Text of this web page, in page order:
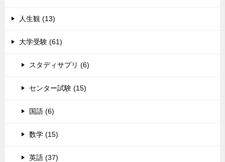
人生観 (13)
大学受験 (61)
スタディサプリ (6)
センター試験 (15)
国語 (6)
数学 (15)
英語 (37)